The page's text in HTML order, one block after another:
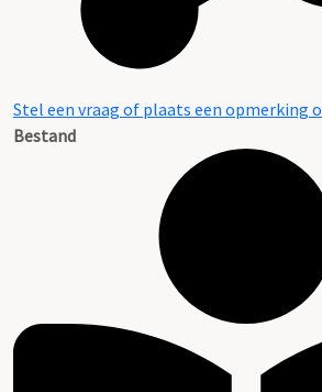
Stel een vraag of plaats een opmerking
Bestand